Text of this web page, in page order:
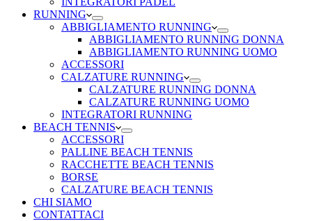
RUNNING
ABBIGLIAMENTO RUNNING
ABBIGLIAMENTO RUNNING DONNA
ABBIGLIAMENTO RUNNING UOMO
ACCESSORI
CALZATURE RUNNING
CALZATURE RUNNING DONNA
CALZATURE RUNNING UOMO
INTEGRATORI RUNNING
BEACH TENNIS
ACCESSORI
PALLINE BEACH TENNIS
RACCHETTE BEACH TENNIS
BORSE
CALZATURE BEACH TENNIS
CHI SIAMO
CONTATTACI